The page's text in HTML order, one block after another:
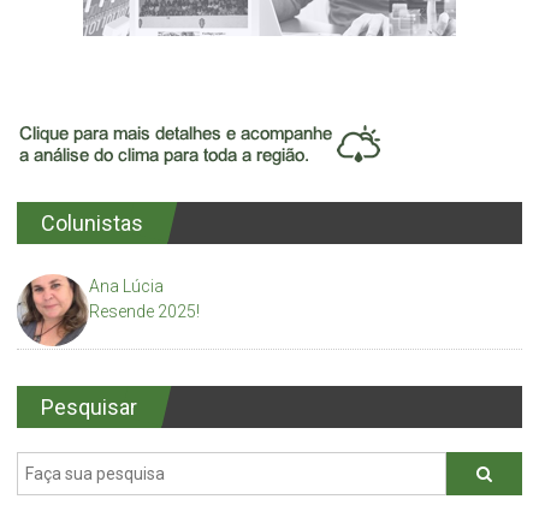
Colunistas
Ana Lúcia
Resende 2025!
Pesquisar